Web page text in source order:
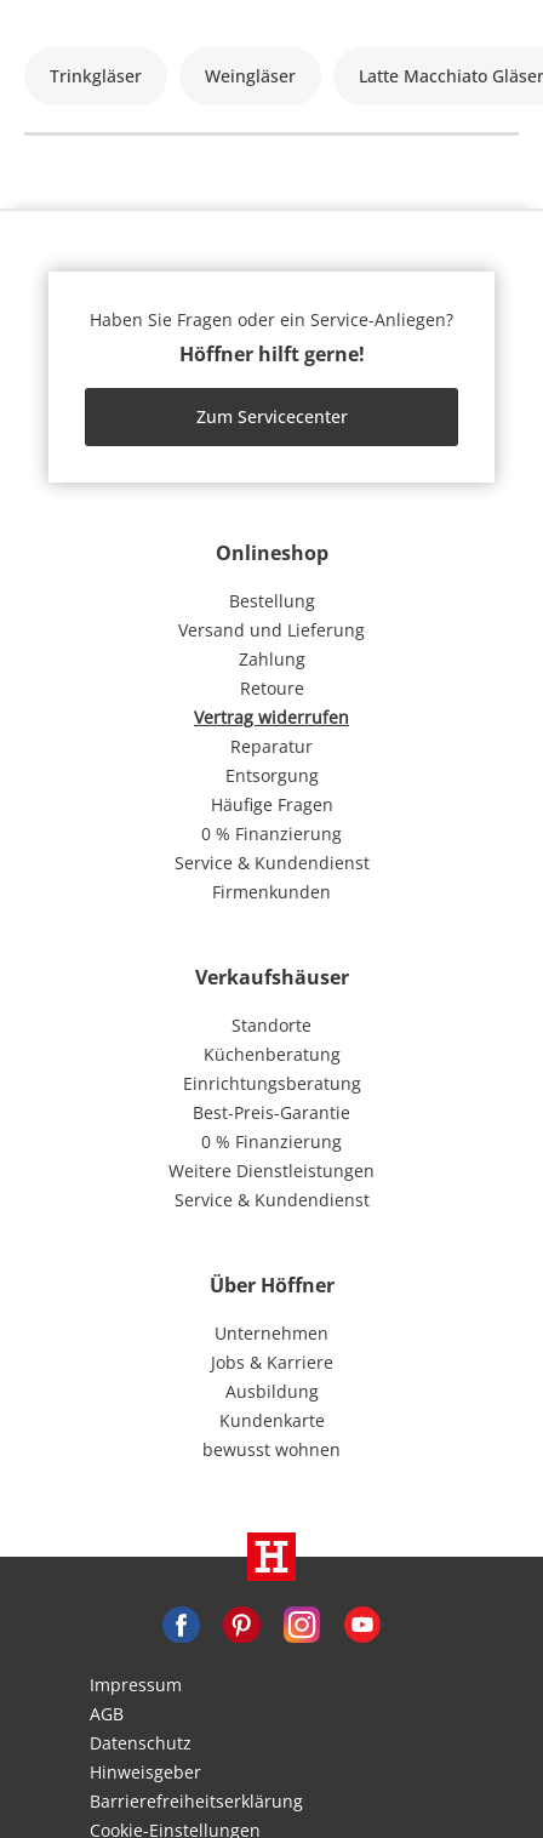
Trinkgläser Weingläser Latte Macchiato Gläser
Onlineshop
Bestellung
Versand und Lieferung
Zahlung
Retoure
Vertrag widerrufen
Reparatur
Entsorgung
Häufige Fragen
0 % Finanzierung
Service & Kundendienst
Firmenkunden
Verkaufshäuser
Standorte
Küchenberatung
Einrichtungsberatung
Best-Preis-Garantie
0 % Finanzierung
Weitere Dienstleistungen
Service & Kundendienst
Über Höffner
Unternehmen
Jobs & Karriere
Ausbildung
Kundenkarte
bewusst wohnen
Haben Sie Fragen oder ein Service-Anliegen?
Höffner hilft gerne!
Zum Servicecenter
Impressum
AGB
Datenschutz
Hinweisgeber
Barrierefreiheitserklärung
Cookie-Einstellungen